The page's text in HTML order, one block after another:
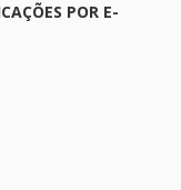
POR E-